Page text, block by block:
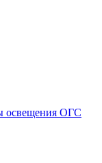
освещения ОГС